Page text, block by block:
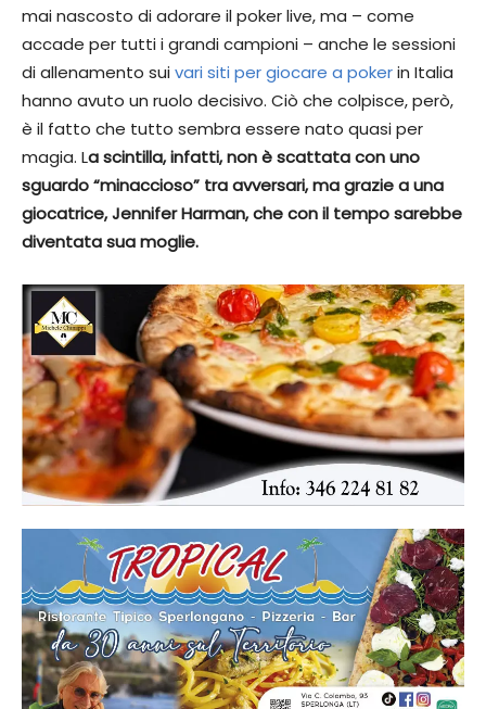
mai nascosto di adorare il poker live, ma – come
accade per tutti i grandi campioni – anche le sessioni
di allenamento suivari siti per giocare a pokerin Italia
hanno avuto un ruolo decisivo. Ciò che colpisce, però,
è il fatto che tutto sembra essere nato quasi per
magia. La scintilla, infatti, non è scattata con uno
sguardo “minaccioso” tra avversari, ma grazie a una
giocatrice, Jennifer Harman, che con il tempo sarebbe
diventata sua moglie.